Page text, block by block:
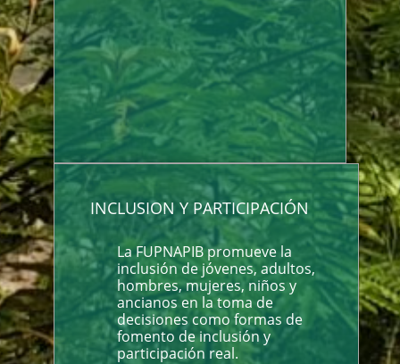
INCLUSION Y PARTICIPACIÓN
La FUPNAPIB promueve la
inclusión de jóvenes, adultos,
hombres, mujeres, niños y
ancianos en la toma de
decisiones como formas de
fomento de inclusión y
participación real.